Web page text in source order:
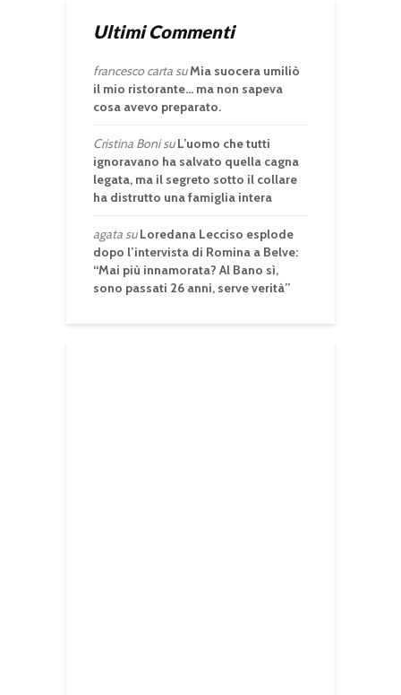
Ultimi Commenti
francesco cartasuMia suocera umiliò
il mio ristorante… ma non sapeva
cosa avevo preparato.
Cristina BonisuL’uomo che tutti
ignoravano ha salvato quella cagna
legata, ma il segreto sotto il collare
ha distrutto una famiglia intera
agatasuLoredana Lecciso esplode
dopo l’intervista di Romina a Belve:
“Mai più innamorata? Al Bano sì,
sono passati 26 anni, serve verità”